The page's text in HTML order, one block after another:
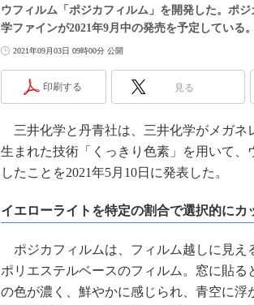
ウフィルム「ポジカフィルム」を開発した。ポ
学ファインが2021年9月中の発売を予定している。
2021年09月03日 09時00分 公開
印刷する 見る
三井化学と丹青社は、三井化学がメガネ
生まれた技術「くっきり色素」を用いて
したことを2021年5月10日に発表した。
イエローライトを特定の割合で選択的にカ
ポジカフィルムは、フィルム越しに見え
ポリエステルベースのフィルム。窓に貼
の色が濃く、鮮やかに感じられ、青空に